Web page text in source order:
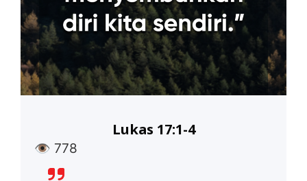
👁 778
Lukas 17:1-4